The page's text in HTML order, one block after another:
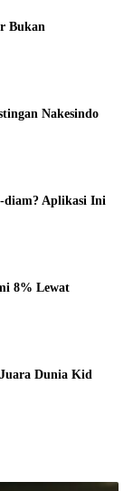
Bukan
Nakesindo
diam? Aplikasi Ini
8% Lewat
Dunia Kid